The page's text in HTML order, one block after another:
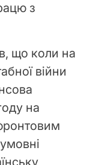
з
що коли на
війни
на